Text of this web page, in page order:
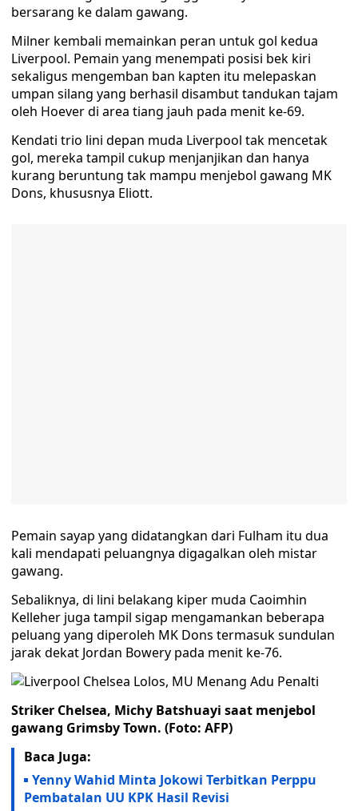
bersarang ke dalam gawang.
Milner kembali memainkan peran untuk gol kedua
Liverpool. Pemain yang menempati posisi bek kiri
sekaligus mengemban ban kapten itu melepaskan
umpan silang yang berhasil disambut tandukan tajam
oleh Hoever di area tiang jauh pada menit ke-69.
Kendati trio lini depan muda Liverpool tak mencetak
gol, mereka tampil cukup menjanjikan dan hanya
kurang beruntung tak mampu menjebol gawang MK
Dons, khususnya Eliott.
Pemain sayap yang didatangkan dari Fulham itu dua
kali mendapati peluangnya digagalkan oleh mistar
gawang.
Sebaliknya, di lini belakang kiper muda Caoimhin
Kelleher juga tampil sigap mengamankan beberapa
peluang yang diperoleh MK Dons termasuk sundulan
jarak dekat Jordan Bowery pada menit ke-76.
Striker Chelsea, Michy Batshuayi saat menjebol
gawang Grimsby Town. (Foto: AFP)
Baca Juga:
Yenny Wahid Minta Jokowi Terbitkan Perppu
Pembatalan UU KPK Hasil Revisi